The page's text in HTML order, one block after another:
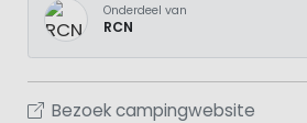
Onderdeel van
RCN
Bezoek campingwebsite